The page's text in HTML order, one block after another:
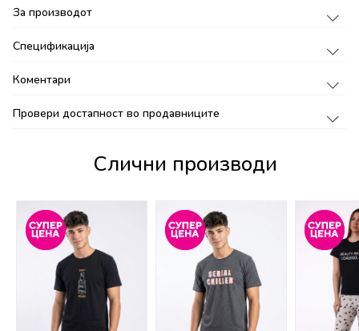
За производот
Спецификација
Коментари
Провери достапност во продавниците
Слични производи